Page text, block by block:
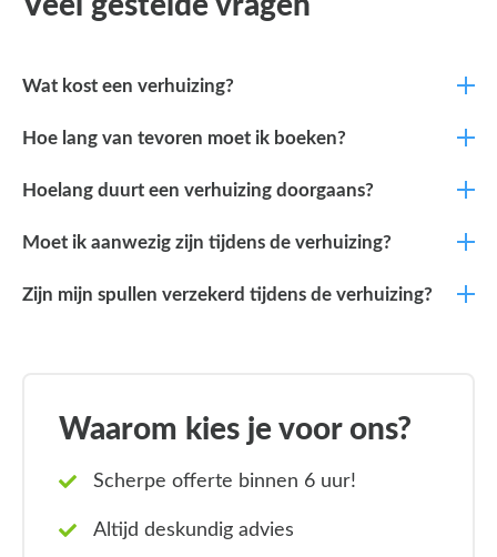
Wat kost een verhuizing?
Hoe lang van tevoren moet ik boeken?
Hoelang duurt een verhuizing doorgaans?
Moet ik aanwezig zijn tijdens de verhuizing?
Zijn mijn spullen verzekerd tijdens de verhuizing?
Waarom kies je voor ons?
Scherpe offerte binnen 6 uur!
Altijd deskundig advies